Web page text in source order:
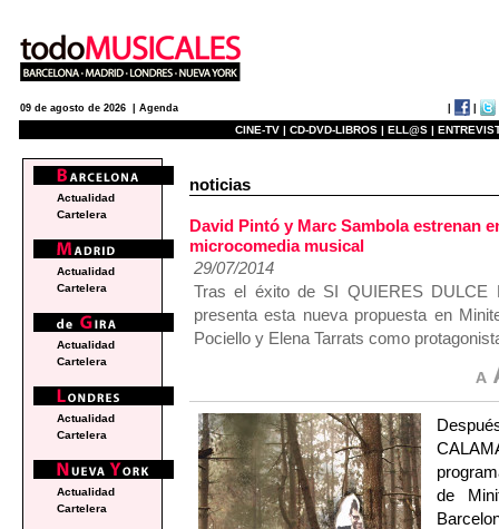
09 de agosto de 2026 | Agenda
CINE-TV | CD-DVD-LIBROS | ELL@S |
noticias
David Pintó y Marc Sambola estrenan
microcomedia musical
29/07/2014
Tras el éxito de SI QUIERES DULCE
presenta esta nueva propuesta en
Pociello y Elena Tarrats como
de
Actualidad
Cartelera
Actualidad
Cartelera
Actualidad
Cartelera
Actualidad
Cartelera
Actualidad
Cartelera